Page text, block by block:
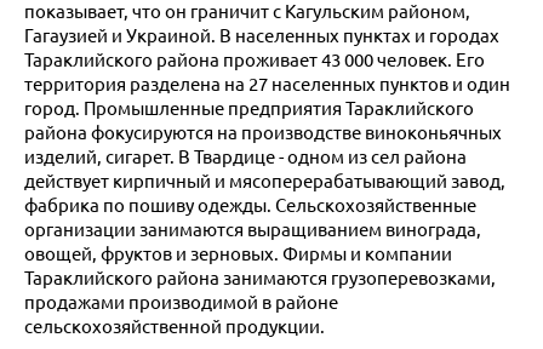
показывает, что он граничит с Кагульским районом,
Гагаузией и Украиной. В населенных пунктах и городах
Тараклийского района проживает 43 000 человек. Его
территория разделена на 27 населенных пунктов и один
город. Промышленные предприятия Тараклийского
района фокусируются на производстве виноконьячных
изделий, сигарет. В Твардице - одном из сел района
действует кирпичный и мясоперерабатывающий завод,
фабрика по пошиву одежды. Сельскохозяйственные
организации занимаются выращиванием винограда,
овощей, фруктов и зерновых. Фирмы и компании
Тараклийского района занимаются грузоперевозками,
продажами производимой в районе
сельскохозяйственной продукции.